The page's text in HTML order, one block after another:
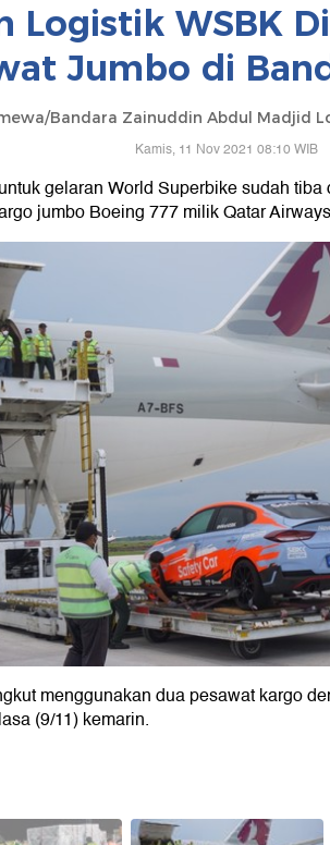
Logistik WSBK
Jumbo di
Bandara Zainuddin Abdul Madjid
Kamis, 11 Nov 2021 08:10 WIB
gelaran World Superbike sudah
jumbo Boeing 777 milik Qatar
menggunakan dua pesawat kargo
(9/11) kemarin.